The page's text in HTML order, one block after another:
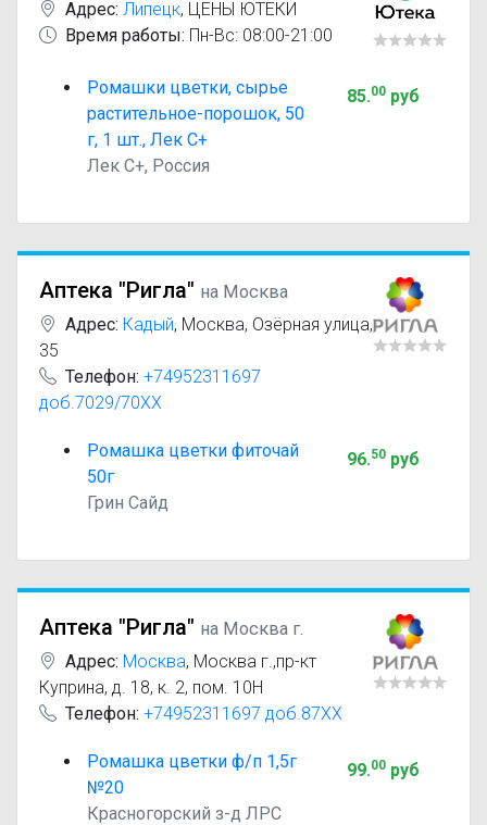
Адрес: Липецк, ЦЕНЫ ЮТЕКИ
Время работы: Пн-Вс: 08:00-21:00
Ромашки цветки, сырье
растительное-порошок, 50
г, 1 шт., Лек С+
Лек С+, Россия
85.00руб
Аптека "Ригла" на Москва
Адрес: Кадый, Москва, Озёрная улица,
35
Телефон: +74952311697
доб.7029/70XX
Ромашка цветки фиточай
50г
Грин Сайд
96.50руб
Аптека "Ригла" на Москва г.
Адрес: Москва, Москва г.,пр-кт
Куприна, д. 18, к. 2, пом. 10Н
Телефон: +74952311697 доб.87XX
Ромашка цветки ф/п 1,5г
№20
Красногорский з-д ЛРС
99.00руб